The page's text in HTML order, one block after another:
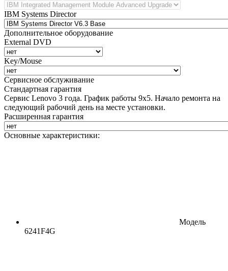
IBM Systems Director
Дополнительное оборудование
External DVD
Key/Mouse
Сервисное обслуживание
Стандартная гарантия
Сервис Lenovo 3 года. График работы 9х5. Начало ремонта на
следующий рабочий день на месте установки.
Расширенная гарантия
Основные характеристики:
Модель
6241F4G